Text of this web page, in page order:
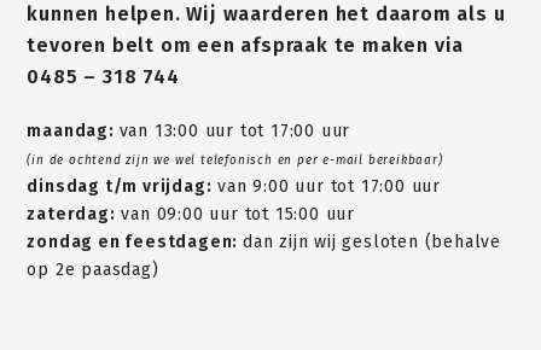
kunnen helpen. Wij waarderen het daarom als u
tevoren belt om een afspraak te maken via
0485 – 318 744
maandag: van 13:00 uur tot 17:00 uur
(in de ochtend zijn we wel telefonisch en per e-mail bereikbaar)
dinsdag t/m vrijdag: van 9:00 uur tot 17:00 uur
zaterdag: van 09:00 uur tot 15:00 uur
zondag en feestdagen:dan zijn wij gesloten (behalve
op 2e paasdag)